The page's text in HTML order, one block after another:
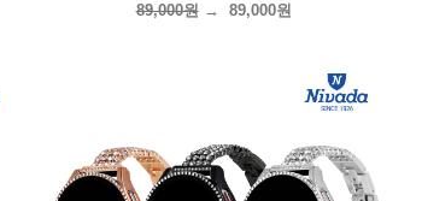
89,000원→ 89,000원